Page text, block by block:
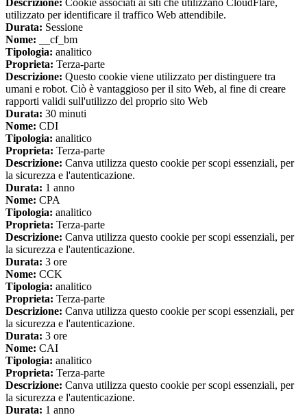
Descrizione: Cookie associati ai siti che utilizzano CloudFlare,
utilizzato per identificare il traffico Web attendibile.
Durata: Sessione
Nome: __cf_bm
Tipologia: analitico
Proprieta: Terza-parte
Descrizione: Questo cookie viene utilizzato per distinguere tra
umani e robot. Ciò è vantaggioso per il sito Web, al fine di creare
rapporti validi sull'utilizzo del proprio sito Web
Durata: 30 minuti
Nome: CDI
Tipologia: analitico
Proprieta: Terza-parte
Descrizione: Canva utilizza questo cookie per scopi essenziali, per
la sicurezza e l'autenticazione.
Durata: 1 anno
Nome: CPA
Tipologia: analitico
Proprieta: Terza-parte
Descrizione: Canva utilizza questo cookie per scopi essenziali, per
la sicurezza e l'autenticazione.
Durata: 3 ore
Nome: CCK
Tipologia: analitico
Proprieta: Terza-parte
Descrizione: Canva utilizza questo cookie per scopi essenziali, per
la sicurezza e l'autenticazione.
Durata: 3 ore
Nome: CAI
Tipologia: analitico
Proprieta: Terza-parte
Descrizione: Canva utilizza questo cookie per scopi essenziali, per
la sicurezza e l'autenticazione.
Durata: 1 anno